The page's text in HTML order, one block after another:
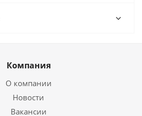
Компания
О компании
Новости
Вакансии